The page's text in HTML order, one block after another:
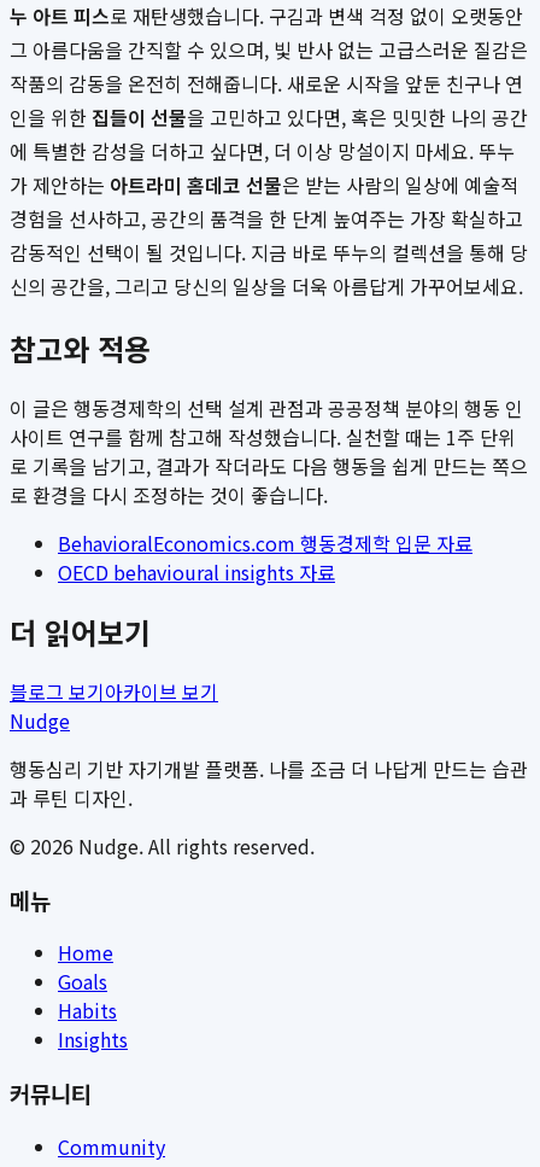
누 아트 피스로 재탄생했습니다. 구김과 변색 걱정 없이 오랫동안
그 아름다움을 간직할 수 있으며, 빛 반사 없는 고급스러운 질감은
작품의 감동을 온전히 전해줍니다. 새로운 시작을 앞둔 친구나 연
인을 위한 집들이 선물을 고민하고 있다면, 혹은 밋밋한 나의 공간
에 특별한 감성을 더하고 싶다면, 더 이상 망설이지 마세요. 뚜누
가 제안하는 아트라미 홈데코 선물은 받는 사람의 일상에 예술적
경험을 선사하고, 공간의 품격을 한 단계 높여주는 가장 확실하고
감동적인 선택이 될 것입니다. 지금 바로 뚜누의 컬렉션을 통해 당
신의 공간을, 그리고 당신의 일상을 더욱 아름답게 가꾸어보세요.
참고와 적용
이 글은 행동경제학의 선택 설계 관점과 공공정책 분야의 행동 인
사이트 연구를 함께 참고해 작성했습니다. 실천할 때는 1주 단위
로 기록을 남기고, 결과가 작더라도 다음 행동을 쉽게 만드는 쪽으
로 환경을 다시 조정하는 것이 좋습니다.
BehavioralEconomics.com 행동경제학 입문 자료
OECD behavioural insights 자료
더 읽어보기
블로그 보기아카이브 보기
Nudge
행동심리 기반 자기개발 플랫폼. 나를 조금 더 나답게 만드는 습관
과 루틴 디자인.
© 2026 Nudge. All rights reserved.
메뉴
Home
Goals
Habits
Insights
커뮤니티
Community